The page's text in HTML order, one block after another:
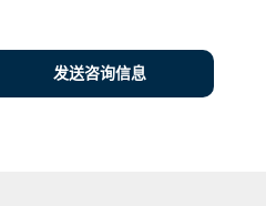
发送咨询信息